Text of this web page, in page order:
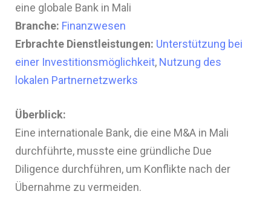
eine globale Bank in Mali
Branche: Finanzwesen
Erbrachte Dienstleistungen: Unterstützung bei
einer Investitionsmöglichkeit, Nutzung des
lokalen Partnernetzwerks
Überblick:
Eine internationale Bank, die eine M&A in Mali
durchführte, musste eine gründliche Due
Diligence durchführen, um Konflikte nach der
Übernahme zu vermeiden.